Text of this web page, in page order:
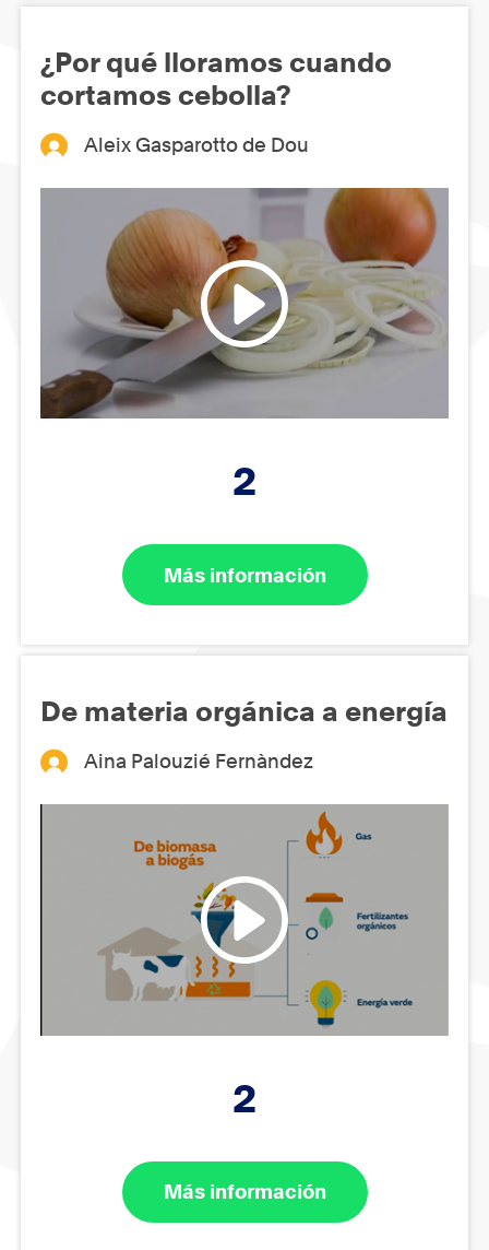
¿Por qué lloramos cuando
cortamos cebolla?
Aleix Gasparotto de Dou
2
Más información
De materia orgánica a energía
Aina Palouzié Fernàndez
2
Más información